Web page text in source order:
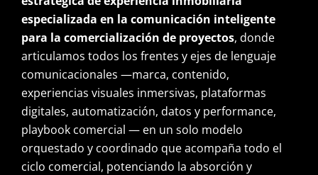
especializada en la comunicación inteligente
para la comercialización de proyectos, donde
articulamos todos los frentes y ejes de lenguaje
comunicacionales —marca, contenido,
experiencias visuales inmersivas, plataformas
digitales, automatización, datos y performance,
playbook comercial — en un solo modelo
orquestado y coordinado que acompaña todo el
ciclo comercial, potenciando la absorción y